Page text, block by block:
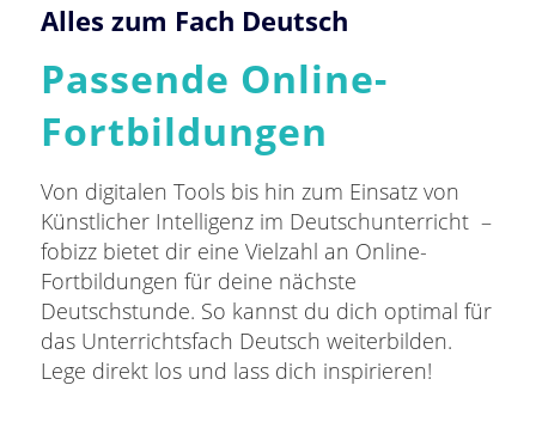
Alles zum Fach Deutsch
Passende Online-
Fortbildungen
Von digitalen Tools bis hin zum Einsatz von
Künstlicher Intelligenz im Deutschunterricht –
fobizz bietet dir eine Vielzahl an Online-
Fortbildungen für deine nächste
Deutschstunde. So kannst du dich optimal für
das Unterrichtsfach Deutsch weiterbilden.
Lege direkt los und lass dich inspirieren!